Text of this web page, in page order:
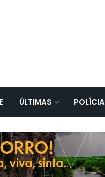
ÚLTIMAS POLÍCIA